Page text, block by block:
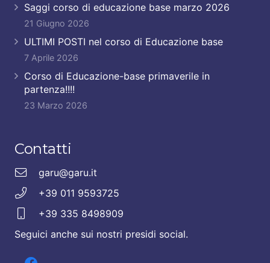
Saggi corso di educazione base marzo 2026
21 Giugno 2026
ULTIMI POSTI nel corso di Educazione base
7 Aprile 2026
Corso di Educazione-base primaverile in
partenza!!!!
23 Marzo 2026
Contatti
garu@garu.it
+39 011 9593725
+39 335 8498909
Seguici anche sui nostri presidi social.